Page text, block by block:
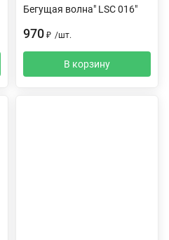
Бегущая волна" LSC 016"
970 ₽ /шт.
В корзину